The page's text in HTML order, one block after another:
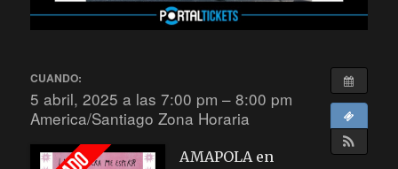
CUANDO:
5 abril, 2025 a las 7:00 pm – 8:00 pm
America/Santiago Zona Horaria
AMAPOLA en